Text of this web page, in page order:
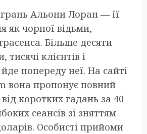
Альони Лоран — її
як чорної відьми,
Більше десяти
тисячі клієнтів і
попереду неї. На сайті
вона пропонує повний
коротких гадань за 40
сеансів зі зняттям
Особисті прийоми